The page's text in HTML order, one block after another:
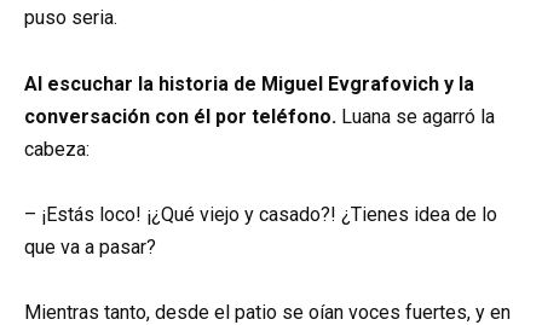
puso seria.
Al escuchar la historia de Miguel Evgrafovich y la
conversación con él por teléfono. Luana se agarró la
cabeza:
– ¡Estás loco! ¡¿Qué viejo y casado?! ¿Tienes idea de lo
que va a pasar?
Mientras tanto, desde el patio se oían voces fuertes, y en